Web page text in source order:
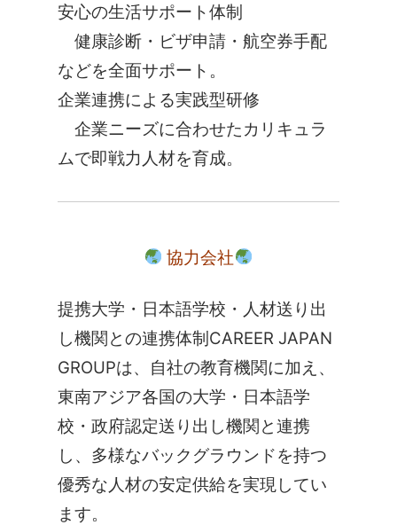
安心の生活サポート体制
健康診断・ビザ申請・航空券手配
などを全面サポート。
企業連携による実践型研修
企業ニーズに合わせたカリキュラ
ムで即戦力人材を育成。
協力会社
提携大学・日本語学校・人材送り出
し機関との連携体制CAREER JAPAN
GROUPは、自社の教育機関に加え、
東南アジア各国の大学・日本語学
校・政府認定送り出し機関と連携
し、 多様なバックグラウンドを持つ
優秀な人材の安定供給を実現してい
ます。